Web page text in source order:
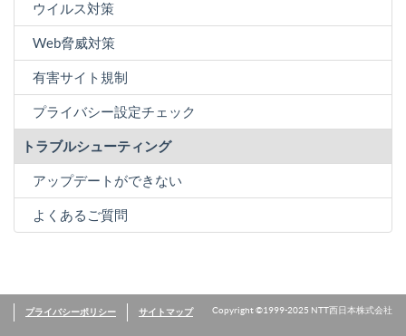
ウイルス対策
Web脅威対策
有害サイト規制
プライバシー設定チェック
トラブルシューティング
アップデートができない
よくあるご質問
プライバシーポリシー サイトマップ